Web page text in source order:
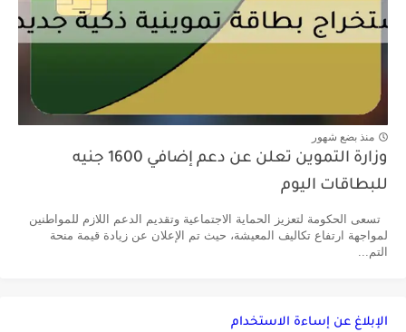
منذ بضع شهور
وزارة التموين تعلن عن دعم إضافي 1600 جنيه
للبطاقات اليوم
تسعى الحكومة لتعزيز الحماية الاجتماعية وتقديم الدعم اللازم للمواطنين
لمواجهة ارتفاع تكاليف المعيشة، حيث تم الإعلان عن زيادة قيمة منحة
التم...
الإبلاغ عن إساءة الاستخدام